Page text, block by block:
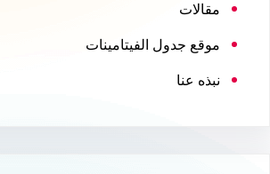
مقالات
موقع جدول الفيتامينات
نبذه عنا